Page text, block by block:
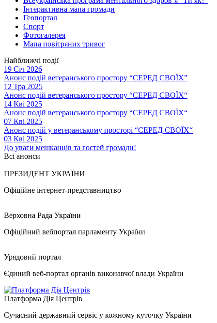
Інтерактивна мапа громади
Геопортал
Спорт
Фотогалерея
Мапа повітряних тривог
Найближчі події
19 Січ 2026
Анонс подій ветеранського простору “СЕРЕД СВОЇХ”
12 Тра 2025
Анонс подій ветеранського простору “СЕРЕД СВОЇХ“
14 Кві 2025
Анонс подій ветеранського простору “СЕРЕД СВОЇХ“
07 Кві 2025
Анонс подій у ветеранському просторі “СЕРЕД СВОЇХ“
03 Кві 2025
До уваги мешканців та гостей громади!
Всі анонси
ПРЕЗИДЕНТ УКРАЇНИ
Офіційне інтернет-представництво
Верховна Рада України
Офіційний вебпортал парламенту України
Урядовий портал
Єдиний веб-портал органів виконавчої влади України
Платформа Дія Центрів
Сучасний державний сервіс у кожному куточку України